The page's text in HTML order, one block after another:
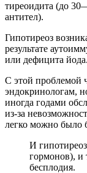
тиреоидита (до
антител).
Гипотиреоз
результате
или дефицита йода.
С этой проблемой
эндокринологам,
иногда годами
из-за
легко можно было
И
гормонов), и
бесплодия.